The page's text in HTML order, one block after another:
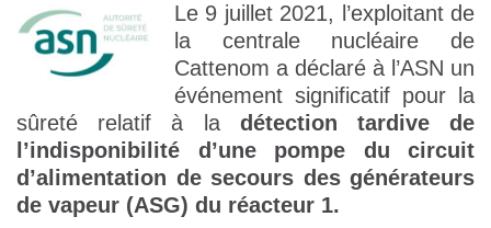
Le 9 juillet 2021, l’exploitant de
la centrale nucléaire de
Cattenom a déclaré à l’ASN un
événement significatif pour la
sûreté relatif à la détection tardive de
l’indisponibilité d’une pompe du circuit
d’alimentation de secours des générateurs
de vapeur (ASG) du réacteur 1.